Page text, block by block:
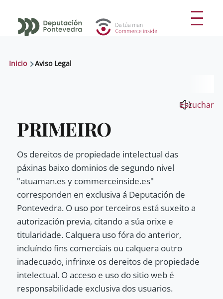
Menú
Miga
Inicio Aviso Legal
Escuchar
PRIMEIRO
Os dereitos de propiedade intelectual das
páxinas baixo dominios de segundo nivel
"atuaman.es y commerceinside.es"
corresponden en exclusiva á Deputación de
Pontevedra. O uso por terceiros está suxeito a
autorización previa, citando a súa orixe e
titularidade. Calquera uso fóra do anterior,
incluíndo fins comerciais ou calquera outro
inadecuado, infrinxe os dereitos de propiedade
intelectual. O acceso e uso do sitio web é
responsabilidade exclusiva dos usuarios.